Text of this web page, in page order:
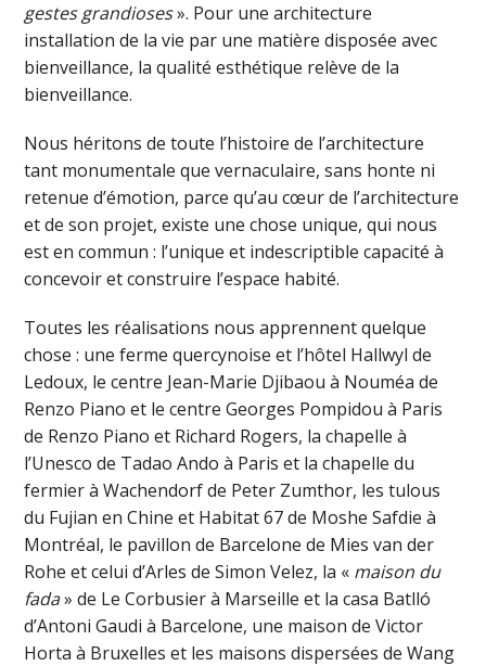
gestes grandioses». Pour une architecture
installation de la vie par une matière disposée avec
bienveillance, la qualité esthétique relève de la
bienveillance.
Nous héritons de toute l’histoire de l’architecture
tant monumentale que vernaculaire, sans honte ni
retenue d’émotion, parce qu’au cœur de l’architecture
et de son projet, existe une chose unique, qui nous
est en commun : l’unique et indescriptible capacité à
concevoir et construire l’espace habité.
Toutes les réalisations nous apprennent quelque
chose : une ferme quercynoise et l’hôtel Hallwyl de
Ledoux, le centre Jean-Marie Djibaou à Nouméa de
Renzo Piano et le centre Georges Pompidou à Paris
de Renzo Piano et Richard Rogers, la chapelle à
l’Unesco de Tadao Ando à Paris et la chapelle du
fermier à Wachendorf de Peter Zumthor, les tulous
du Fujian en Chine et Habitat 67 de Moshe Safdie à
Montréal, le pavillon de Barcelone de Mies van der
Rohe et celui d’Arles de Simon Velez, la « maison du
fada» de Le Corbusier à Marseille et la casa Batlló
d’Antoni Gaudi à Barcelone, une maison de Victor
Horta à Bruxelles et les maisons dispersées de Wang